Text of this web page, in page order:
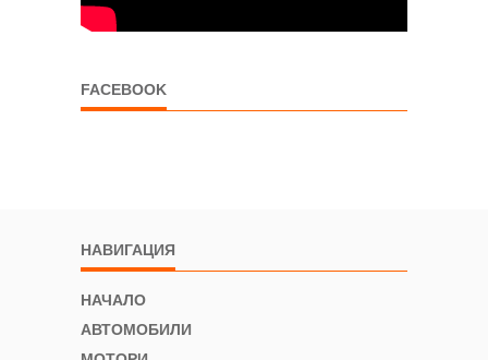
FACEBOOK
НАВИГАЦИЯ
НАЧАЛО
АВТОМОБИЛИ